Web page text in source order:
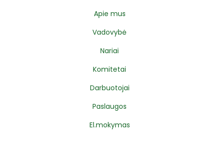
Apie mus
Vadovybė
Nariai
Komitetai
Darbuotojai
Paslaugos
El.mokymas